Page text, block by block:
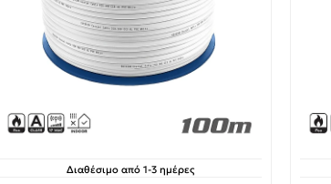
Διαθέσιμο από 1-3 ημέρες